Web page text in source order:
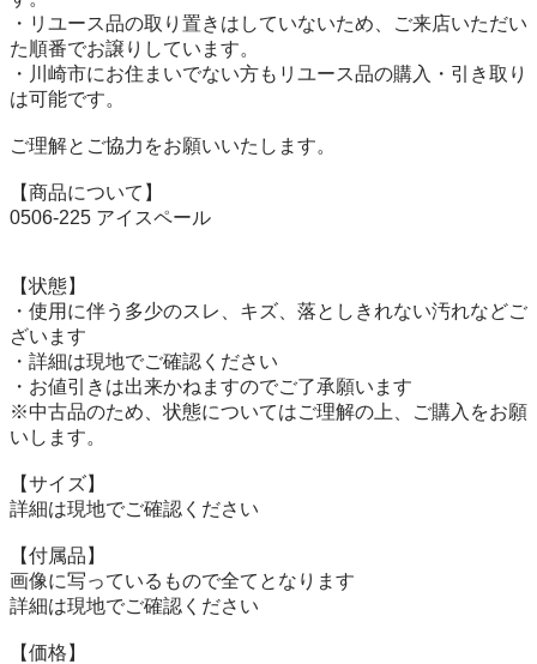
・リユース品の取り置きはしていないため、ご来店いただい
た順番でお譲りしています。
・川崎市にお住まいでない方もリユース品の購入・引き取り
は可能です。
ご理解とご協力をお願いいたします。
【商品について】
0506-225 アイスペール
【状態】
・使用に伴う多少のスレ、キズ、落としきれない汚れなどご
ざいます
・詳細は現地でご確認ください
・お値引きは出来かねますのでご了承願います
※中古品のため、状態についてはご理解の上、ご購入をお願
いします。
【サイズ】
詳細は現地でご確認ください
【付属品】
画像に写っているもので全てとなります
詳細は現地でご確認ください
【価格】